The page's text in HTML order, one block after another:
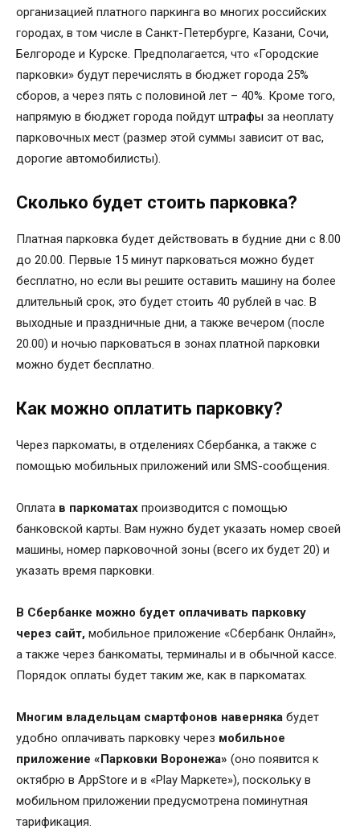
организацией платного паркинга во многих российских
городах, в том числе в Санкт-Петербурге, Казани, Сочи,
Белгороде и Курске. Предполагается, что «Городские
парковки» будут перечислять в бюджет города 25%
сборов, а через пять с половиной лет – 40%. Кроме того,
напрямую в бюджет города пойдут штрафы за неоплату
парковочных мест (размер этой суммы зависит от вас,
дорогие автомобилисты).
Сколько будет стоить парковка?
Платная парковка будет действовать в будние дни с 8.00
до 20.00. Первые 15 минут парковаться можно будет
бесплатно, но если вы решите оставить машину на более
длительный срок, это будет стоить 40 рублей в час. В
выходные и праздничные дни, а также вечером (после
20.00) и ночью парковаться в зонах платной парковки
можно будет бесплатно.
Как можно оплатить парковку?
Через паркоматы, в отделениях Сбербанка, а также с
помощью мобильных приложений или SMS-сообщения.
Оплата в паркоматах производится с помощью
банковской карты. Вам нужно будет указать номер своей
машины, номер парковочной зоны (всего их будет 20) и
указать время парковки.
В Сбербанке можно будет оплачивать парковку
через сайт, мобильное приложение «Сбербанк Онлайн»,
а также через банкоматы, терминалы и в обычной кассе.
Порядок оплаты будет таким же, как в паркоматах.
Многим владельцам смартфонов наверняка будет
удобно оплачивать парковку через мобильное
приложение «Парковки Воронежа» (оно появится к
октябрю в AppStore и в «Play Маркете»), поскольку в
мобильном приложении предусмотрена поминутная
тарификация.